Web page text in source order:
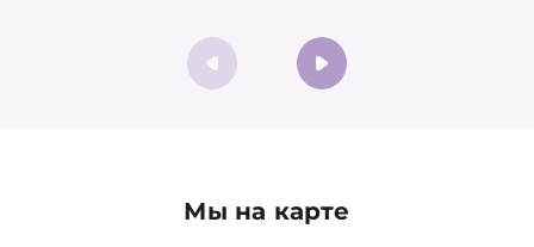
Мы на карте